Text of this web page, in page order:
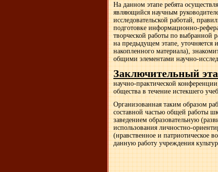
На данном этапе ребята
являющийся научным
исследовательской работай,
подготовке информационно-
творческой работы по выбранной
на предыдущем этапе, уточняется
накопленного материала),
общими элементами научно-
Заключительный
научно-практической
общества в течение истекшего
Организованная таким образом
составной частью общей работы
заведением образовательную
использования личностно-
(нравственное и патриотическое
данную работу учреждения